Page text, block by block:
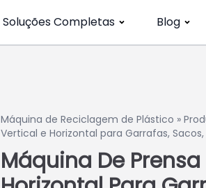
Soluções Completas Blog
Máquina de Reciclagem de Plástico »
Vertical e Horizontal para Garrafas,
Máquina De